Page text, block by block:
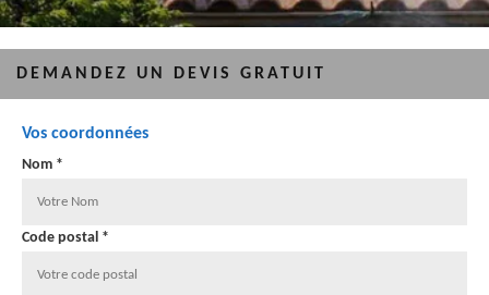
DEMANDEZ UN DEVIS GRATUIT
Vos coordonnées
Nom *
Code postal *